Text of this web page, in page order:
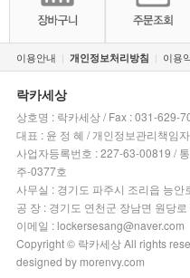
이용안내 | 개인정보처리방침 | 이용
락카세상
상호명 : 락카세상 / Fax : 031-629-
대표 : 윤 정 혜 / 개인정보관리책임
사업자등록번호 : 227-63-00819 /
주-0377호
사무실 : 경기도 파주시 조리읍 능안
공 장 : 경기도 연천군 장남면 원당
이메일 : lockersesang@naver.com
Copyright © 락카세상 All rights
designed by morenvy.com